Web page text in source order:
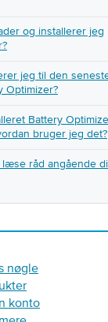
og installerer jeg
jeg til den
Optimizer?
Battery
bruger jeg det?
læse råd angående
nøgle
konto